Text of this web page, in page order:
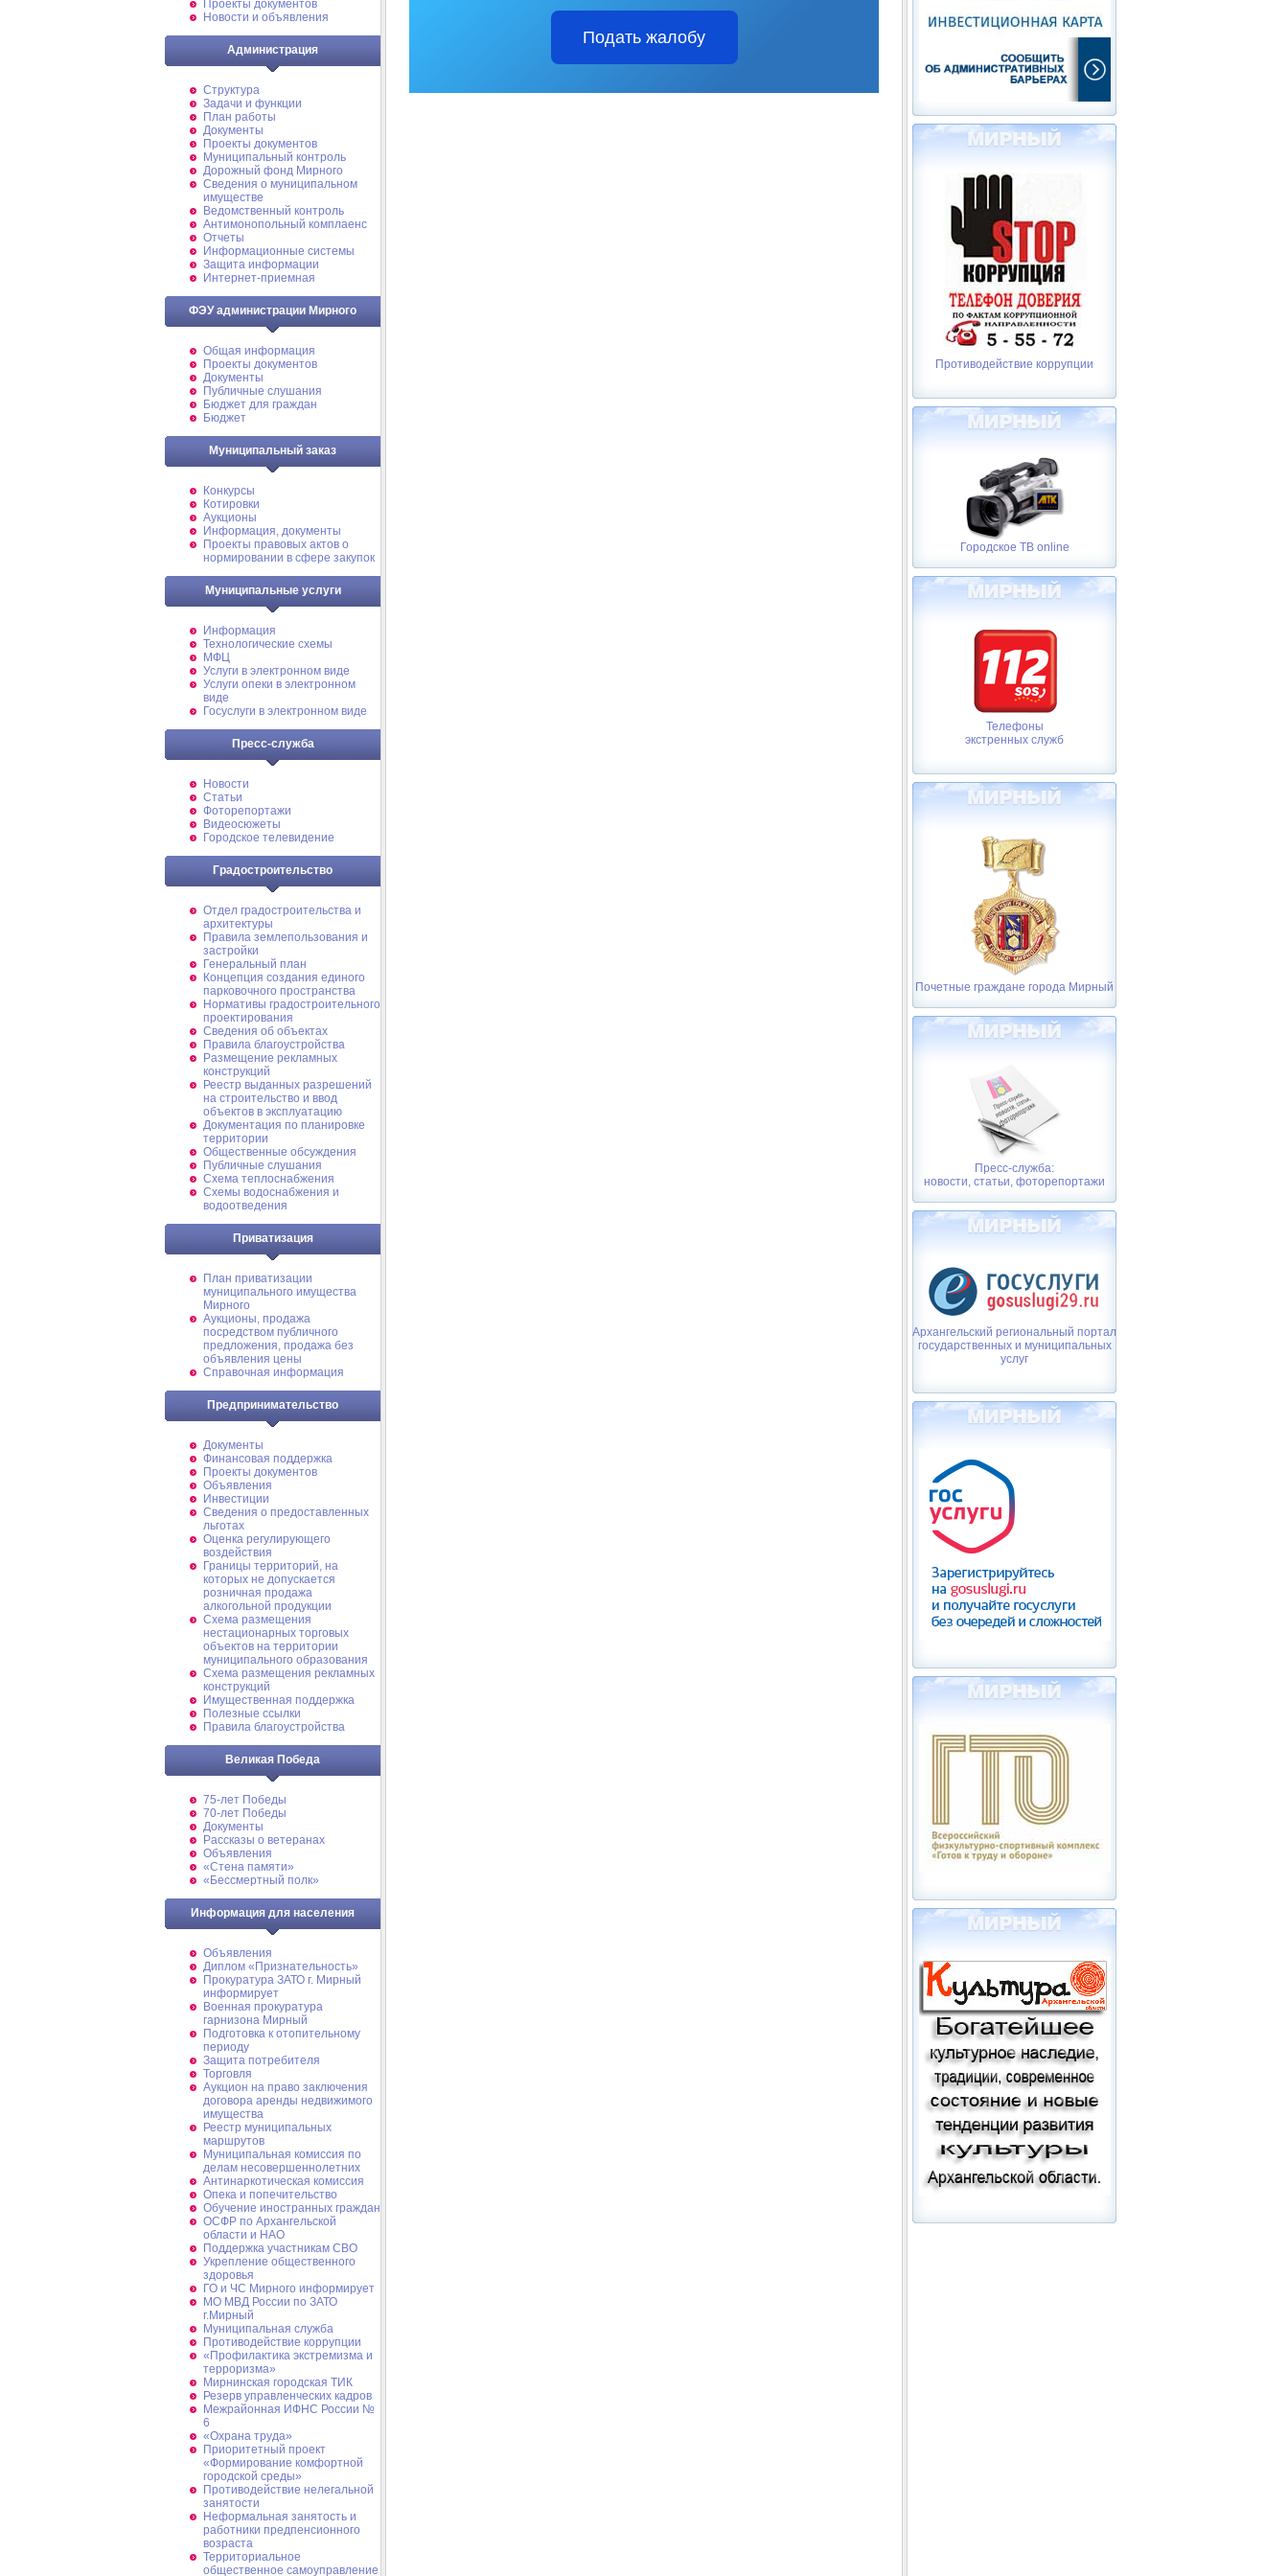
Проекты документов
Новости и объявления
Администрация
Структура
Задачи и функции
План работы
Документы
Проекты документов
Муниципальный контроль
Дорожный фонд Мирного
Cведения о муниципальном
имуществе
Ведомственный контроль
Антимонопольный комплаенс
Отчеты
Информационные системы
Защита информации
Интернет-приемная
ФЭУ администрации Мирного
Общая информация
Проекты документов
Документы
Публичные слушания
Бюджет для граждан
Бюджет
Муниципальный заказ
Конкурсы
Котировки
Аукционы
Информация, документы
Проекты правовых актов о
нормировании в сфере закупок
Муниципальные услуги
Информация
Технологические схемы
МФЦ
Услуги в электронном виде
Услуги опеки в электронном
виде
Госуслуги в электронном виде
Пресс-служба
Новости
Статьи
Фоторепортажи
Видеосюжеты
Городское телевидение
Градостроительство
Отдел градостроительства и
архитектуры
Правила землепользования и
застройки
Генеральный план
Концепция создания единого
парковочного пространства
Нормативы градостроительного
проектирования
Сведения об объектах
Правила благоустройства
Размещение рекламных
конструкций
Реестр выданных разрешений
на строительство и ввод
объектов в эксплуатацию
Документация по планировке
территории
Общественные обсуждения
Публичные слушания
Схема теплоснабжения
Схемы водоснабжения и
водоотведения
Приватизация
План приватизации
муниципального имущества
Мирного
Аукционы, продажа
посредством публичного
предложения, продажа без
объявления цены
Справочная информация
Предпринимательство
Документы
Финансовая поддержка
Проекты документов
Объявления
Инвестиции
Сведения о предоставленных
льготах
Оценка регулирующего
воздействия
Границы территорий, на
которых не допускается
розничная продажа
алкогольной продукции
Схема размещения
нестационарных торговых
объектов на территории
муниципального образования
Схема размещения рекламных
конструкций
Имущественная поддержка
Полезные ссылки
Правила благоустройства
Великая Победа
75-лет Победы
70-лет Победы
Документы
Рассказы о ветеранах
Объявления
«Стена памяти»
«Бессмертный полк»
Информация для населения
Объявления
Диплом «Признательность»
Прокуратура ЗАТО г. Мирный
информирует
Военная прокуратура
гарнизона Мирный
Подготовка к отопительному
периоду
Защита потребителя
Торговля
Аукцион на право заключения
договора аренды недвижимого
имущества
Реестр муниципальных
маршрутов
Муниципальная комиссия по
делам несовершеннолетних
Антинаркотическая комиссия
Опека и попечительство
Обучение иностранных граждан
ОСФР по Архангельской
области и НАО
Поддержка участникам СВО
Укрепление общественного
здоровья
ГО и ЧС Мирного информирует
МО МВД России по ЗАТО
г.Мирный
Муниципальная cлужба
Противодействие коррупции
«Профилактика экстремизма и
терроризма»
Мирнинская городская ТИК
Резерв управленческих кадров
Межрайонная ИФНС России №
6
«Охрана труда»
Приоритетный проект
«Формирование комфортной
городской среды»
Противодействие нелегальной
занятости
Неформальная занятость и
работники предпенсионного
возраста
Территориальное
общественное самоуправление
Подать жалобу
Противодействие коррупции
Городское ТВ online
Телефоны
экстренных служб
Почетные граждане города Мирный
Пресс-служба:
новости, статьи, фоторепортажи
Архангельский региональный портал
государственных и муниципальных
услуг